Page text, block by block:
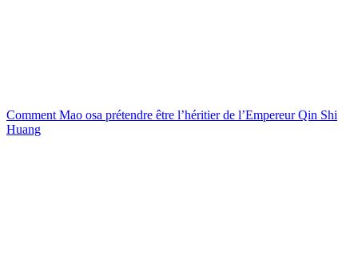
Comment Mao osa prétendre être l’héritier de l’Empereur Qin Shi
Huang